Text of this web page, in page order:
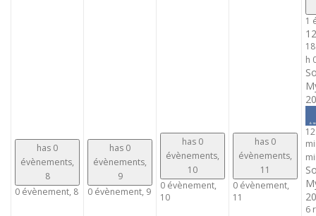
has 0
évènements,
8
0 évènement, 8
has 0
évènements,
9
0 évènement, 9
has 0
évènements,
10
0 évènement,
10
has 0
évènements,
11
0 évènement,
11
1
12
h
6